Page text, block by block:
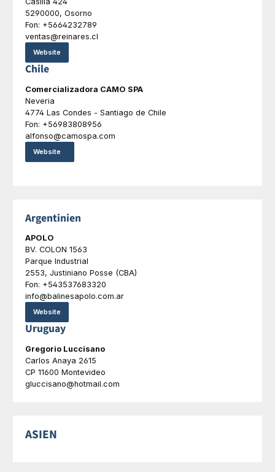
5290000, Osorno
Fon: +5664232789
ventas@reinares.cl
Website
Chile
Comercializadora CAMO SPA
Neveria
4774 Las Condes - Santiago de Chile
Fon: +56983808956
alfonso@camospa.com
Website
Argentinien
APOLO
BV. COLON 1563
Parque Industrial
2553, Justiniano Posse (CBA)
Fon: +543537683320
info@balinesapolo.com.ar
Website
Uruguay
Gregorio Luccisano
Carlos Anaya 2615
CP 11600 Montevideo
gluccisano@hotmail.com
ASIEN